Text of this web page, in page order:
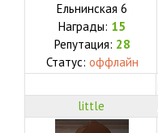
Ельнинская 6
Награды: 15
Репутация: 28
Статус: оффлайн
little